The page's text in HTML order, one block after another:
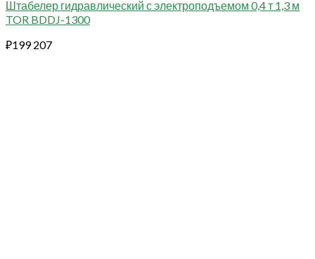
Штабелер гидравлический с электроподъемом 0,4 т 1,3 м
TOR BDDJ-1300
₽199 207